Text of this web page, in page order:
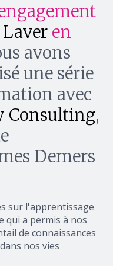
en
avons
une série
avec
Consulting,
Demers
sur l'apprentissage
qui a permis à nos
de connaissances
nos vies